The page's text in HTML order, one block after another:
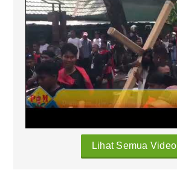
Lihat Semua Video